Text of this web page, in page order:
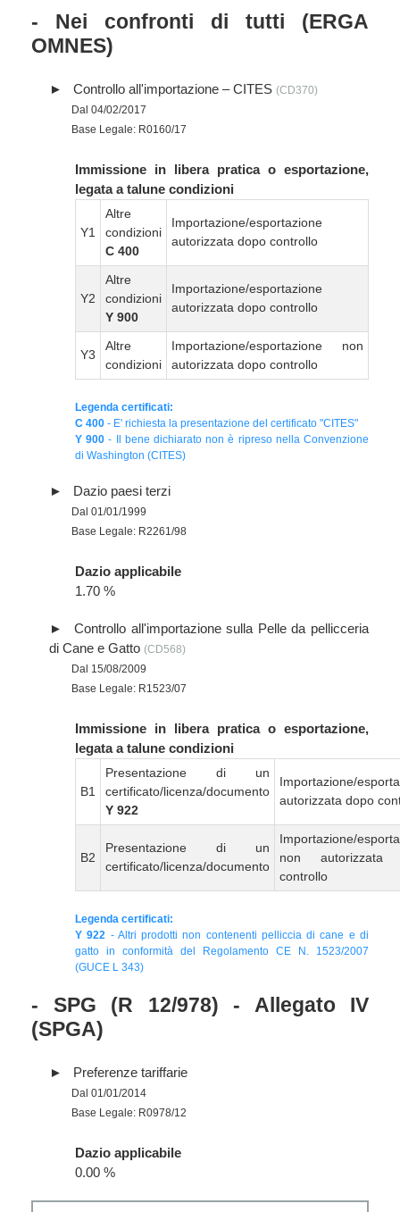
- Nei confronti di tutti (ERGA
OMNES)
Controllo all'importazione – CITES (CD370)
Dal 04/02/2017
Base Legale: R0160/17
Immissione in libera pratica o esportazione,
legata a talune condizioni
Y1
Altre
condizioni
C 400
Importazione/esportazione
autorizzata dopo controllo
Y2
Altre
condizioni
Y 900
Importazione/esportazione
autorizzata dopo controllo
Y3
Altre
condizioni
Importazione/esportazione non
autorizzata dopo controllo
Legenda certificati:
C 400 - E' richiesta la presentazione del certificato "CITES"
Y 900 - Il bene dichiarato non è ripreso nella Convenzione
di Washington (CITES)
Dazio paesi terzi
Dal 01/01/1999
Base Legale: R2261/98
Dazio applicabile
1.70 %
Controllo all'importazione sulla Pelle da pellicceria
di Cane e Gatto (CD568)
Dal 15/08/2009
Base Legale: R1523/07
Immissione in libera pratica o esportazione,
legata a talune condizioni
B1
Presentazione di un
certificato/licenza/documento
Y 922
Importazione/
autorizzata dopo
B2
Presentazione di un
certificato/licenza/documento
Importazione/
non autorizzata
controllo
Legenda certificati:
Y 922 - Altri prodotti non contenenti pelliccia di cane e di
gatto in conformità del Regolamento CE N. 1523/2007
(GUCE L 343)
- SPG (R 12/978) - Allegato IV
(SPGA)
Preferenze tariffarie
Dal 01/01/2014
Base Legale: R0978/12
Dazio applicabile
0.00 %